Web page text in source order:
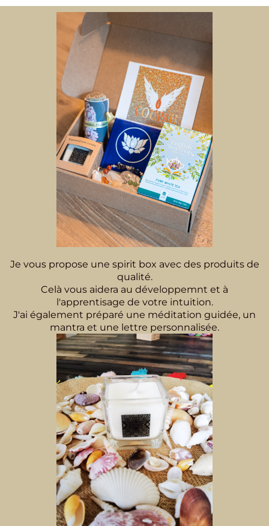
Je vous propose une spirit box avec des produits de
qualité.
Celà vous aidera au développemnt et à
l'apprentisage de votre intuition.
J'ai également préparé une méditation guidée, un
mantra et une lettre personnalisée.